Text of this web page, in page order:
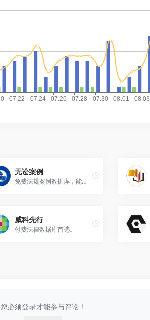
无讼案例
免费法规案例数据库，能够满足基本检索需求。
威科先行
付费法律数据库首选。
您必须登录才能参与评论！